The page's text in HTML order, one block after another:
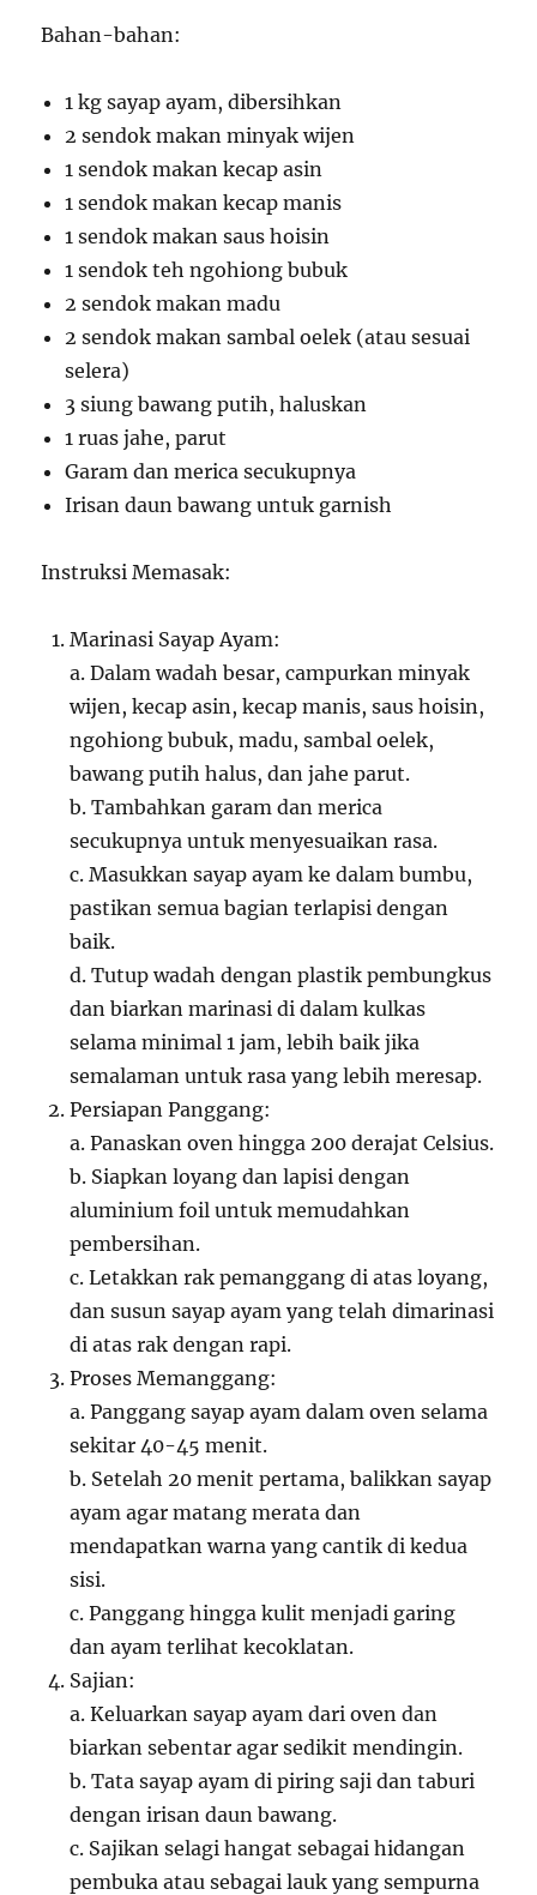
Bahan-bahan:
1 kg sayap ayam, dibersihkan
2 sendok makan minyak wijen
1 sendok makan kecap asin
1 sendok makan kecap manis
1 sendok makan saus hoisin
1 sendok teh ngohiong bubuk
2 sendok makan madu
2 sendok makan sambal oelek (atau sesuai
selera)
3 siung bawang putih, haluskan
1 ruas jahe, parut
Garam dan merica secukupnya
Irisan daun bawang untuk garnish
Instruksi Memasak:
Marinasi Sayap Ayam:
a. Dalam wadah besar, campurkan minyak
wijen, kecap asin, kecap manis, saus hoisin,
ngohiong bubuk, madu, sambal oelek,
bawang putih halus, dan jahe parut.
b. Tambahkan garam dan merica
secukupnya untuk menyesuaikan rasa.
c. Masukkan sayap ayam ke dalam bumbu,
pastikan semua bagian terlapisi dengan
baik.
d. Tutup wadah dengan plastik pembungkus
dan biarkan marinasi di dalam kulkas
selama minimal 1 jam, lebih baik jika
semalaman untuk rasa yang lebih meresap.
Persiapan Panggang:
a. Panaskan oven hingga 200 derajat Celsius.
b. Siapkan loyang dan lapisi dengan
aluminium foil untuk memudahkan
pembersihan.
c. Letakkan rak pemanggang di atas loyang,
dan susun sayap ayam yang telah dimarinasi
di atas rak dengan rapi.
Proses Memanggang:
a. Panggang sayap ayam dalam oven selama
sekitar 40-45 menit.
b. Setelah 20 menit pertama, balikkan sayap
ayam agar matang merata dan
mendapatkan warna yang cantik di kedua
sisi.
c. Panggang hingga kulit menjadi garing
dan ayam terlihat kecoklatan.
Sajian:
a. Keluarkan sayap ayam dari oven dan
biarkan sebentar agar sedikit mendingin.
b. Tata sayap ayam di piring saji dan taburi
dengan irisan daun bawang.
c. Sajikan selagi hangat sebagai hidangan
pembuka atau sebagai lauk yang sempurna